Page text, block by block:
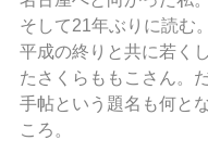
そして21年ぶりに読む。
平成の終りと共に若く
たさくらももこさん。
手帖という題名も何と
ころ。